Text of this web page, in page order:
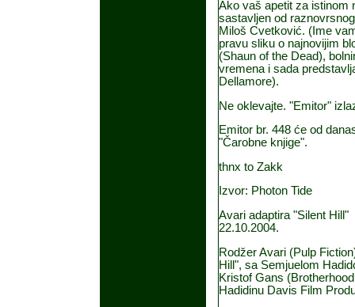
Ako vaš apetit za istinom
sastavljen od
Miloš Cvetković. (Ime
pravu sliku o najnovijim
(Shaun of the Dead),
vremena i sada
Dellamore).
Ne oklevajte. "Emitor"
Emitor br. 448 će od
"Čarobne knjige".
thnx to Zakk
Izvor: Photon Tide
Avari adaptira "Silent Hill"
22.10.2004.
Rodžer Avari (Pulp
Hill", sa Semjuelom
Kristof Gans
Hadidinu Davis Film